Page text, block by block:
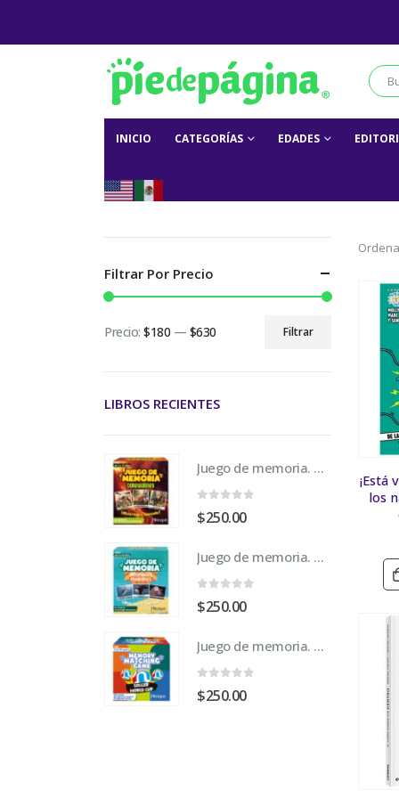
INICIO CATEGORÍAS EDADES
¡Está
los
Filtrar Por Precio
Filtrar
Precio:$180 — $630
LIBROS RECIENTES
Juego de memoria. Dinosaurios
$250.00
Juego de memoria. Animales Marinos
$250.00
Juego de memoria. Mundial de Fútbol 2026
$250.00